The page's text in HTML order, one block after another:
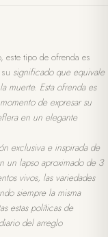
este tipo de ofrenda es
significado que equivale
muerte. Esta ofrenda es
de expresar su
en un elegante
exclusiva e inspirada de
un lapso aproximado de 3
vivos, las variedades
siempre la misma
estas políticas de
del arreglo